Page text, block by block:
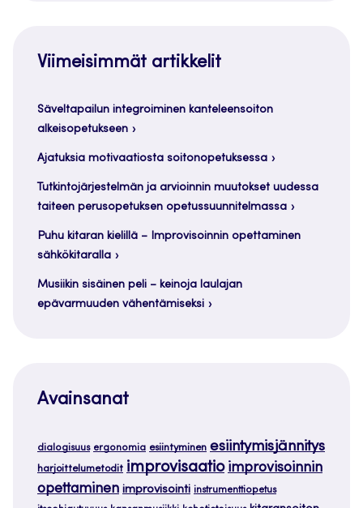
Viimeisimmät artikkelit
Säveltapailun integroiminen kanteleensoiton
alkeisopetukseen
Ajatuksia motivaatiosta soitonopetuksessa
Tutkintojärjestelmän ja arvioinnin muutokset uudessa
taiteen perusopetuksen opetussuunnitelmassa
Puhu kitaran kielillä – Improvisoinnin opettaminen
sähkökitaralla
Musiikin sisäinen peli – keinoja laulajan
epävarmuuden vähentämiseksi
Avainsanat
dialogisuus ergonomia esiintyminen esiintymisjännitys
harjoittelumetodit improvisaatio improvisoinnin
opettaminen improvisointi instrumenttiopetus